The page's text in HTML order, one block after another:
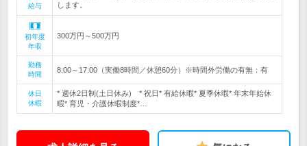
給与
します。
初年度
年収
300万円～500万円
勤務
時間
8:00～17:00（実働8時間／休憩60分）※時間外労働の有無：有
休日
休暇
* 週休2日制(土日休み) * 祝日* 有給休暇* 夏季休暇* 年末年始休
暇* 育児・介護休暇制度*…